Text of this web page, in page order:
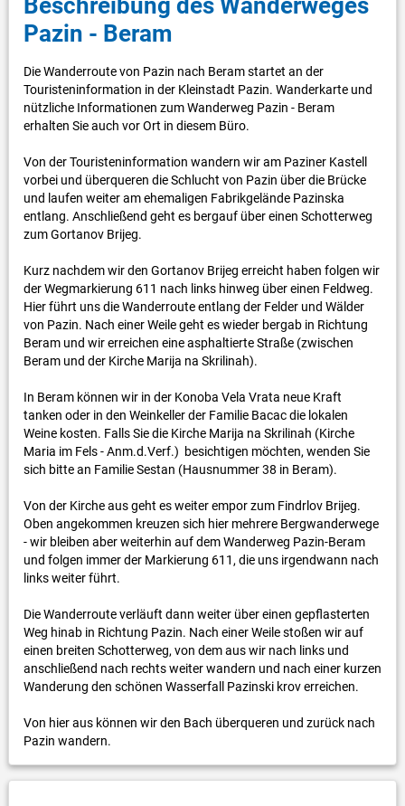
Pazin - Beram
Die Wanderroute von Pazin nach Beram startet an der
Touristeninformation in der Kleinstadt Pazin. Wanderkarte und
nützliche Informationen zum Wanderweg Pazin - Beram
erhalten Sie auch vor Ort in diesem Büro.
Von der Touristeninformation wandern wir am Paziner Kastell
vorbei und überqueren die Schlucht von Pazin über die Brücke
und laufen weiter am ehemaligen Fabrikgelände Pazinska
entlang. Anschließend geht es bergauf über einen Schotterweg
zum Gortanov Brijeg.
Kurz nachdem wir den Gortanov Brijeg erreicht haben folgen wir
der Wegmarkierung 611 nach links hinweg über einen Feldweg.
Hier führt uns die Wanderroute entlang der Felder und Wälder
von Pazin. Nach einer Weile geht es wieder bergab in Richtung
Beram und wir erreichen eine asphaltierte Straße (zwischen
Beram und der Kirche Marija na Skrilinah).
In Beram können wir in der Konoba Vela Vrata neue Kraft
tanken oder in den Weinkeller der Familie Bacac die lokalen
Weine kosten. Falls Sie die Kirche Marija na Skrilinah (Kirche
Maria im Fels - Anm.d.Verf.) besichtigen möchten, wenden Sie
sich bitte an Familie Sestan (Hausnummer 38 in Beram).
Von der Kirche aus geht es weiter empor zum Findrlov Brijeg.
Oben angekommen kreuzen sich hier mehrere Bergwanderwege
- wir bleiben aber weiterhin auf dem Wanderweg Pazin-Beram
und folgen immer der Markierung 611, die uns irgendwann nach
links weiter führt.
Die Wanderroute verläuft dann weiter über einen gepflasterten
Weg hinab in Richtung Pazin. Nach einer Weile stoßen wir auf
einen breiten Schotterweg, von dem aus wir nach links und
anschließend nach rechts weiter wandern und nach einer kurzen
Wanderung den schönen Wasserfall Pazinski krov erreichen.
Von hier aus können wir den Bach überqueren und zurück nach
Pazin wandern.